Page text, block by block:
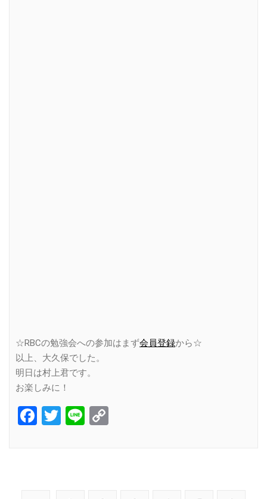
☆RBCの勉強会への参加はまず会員登録から☆
以上、大久保でした。
明日は村上君です。
お楽しみに！
Facebook
Twitter
Line